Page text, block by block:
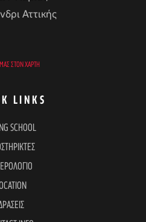
Αττικής
ΣΤΟΝ ΧΆΡΤΗ
LINKS
SCHOOL